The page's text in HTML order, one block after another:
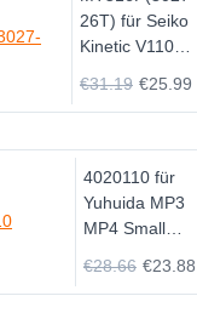
26T) für Seiko
Kinetic V110
V117A VS10
VS10A
€31.19 €25.99
4020110 für
Yuhuida MP3
MP4 Small
€28.66 €23.88